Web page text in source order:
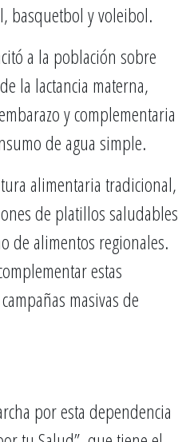
basquetbol y voleibol.
a la población sobre
la lactancia materna,
y complementaria
de agua simple.
alimentaria tradicional,
de platillos saludables
de alimentos regionales.
estas
masivas de
por esta dependencia